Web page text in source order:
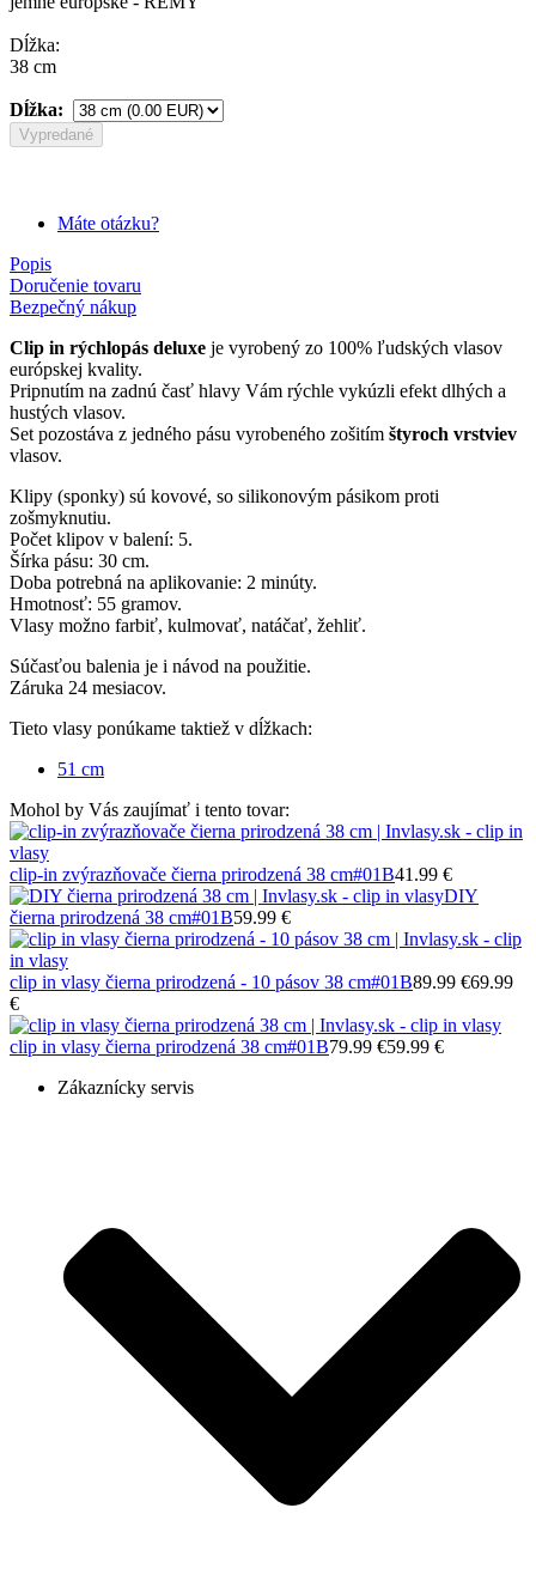
Dĺžka:
38 cm
Dĺžka:
Vypredané
Máte otázku?
Popis
Doručenie tovaru
Bezpečný nákup
Clip in rýchlopás deluxe je vyrobený zo 100% ľudských vlasov
európskej kvality.
Pripnutím na zadnú časť hlavy Vám rýchle vykúzli efekt dlhých a
hustých vlasov.
Set pozostáva z jedného pásu vyrobeného zošitím štyroch vrstviev
vlasov.
Klipy (sponky) sú kovové, so silikonovým pásikom proti
zošmyknutiu.
Počet klipov v balení: 5.
Šírka pásu: 30 cm.
Doba potrebná na aplikovanie: 2 minúty.
Hmotnosť: 55 gramov.
Vlasy možno farbiť, kulmovať, natáčať, žehliť.
Súčasťou balenia je i návod na použitie.
Záruka 24 mesiacov.
Tieto vlasy ponúkame taktiež v dĺžkach:
51 cm
Mohol by Vás zaujímať i tento tovar:
clip-in zvýrazňovače čierna prirodzená 38 cm#01B41.99 €
DIY
čierna prirodzená 38 cm#01B59.99 €
clip in vlasy čierna prirodzená - 10 pásov 38 cm#01B89.99 €69.99
€
clip in vlasy čierna prirodzená 38 cm#01B79.99 €59.99 €
Zákaznícky servis